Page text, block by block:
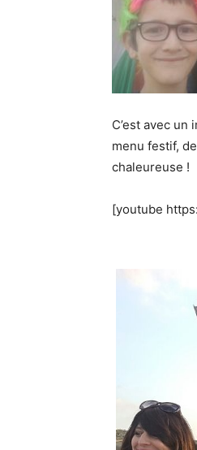
C’est avec
menu festif,
chaleureuse !
[youtube